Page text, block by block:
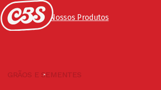
Voltar para Nossos Produtos
GRÃOS E SEMENTES